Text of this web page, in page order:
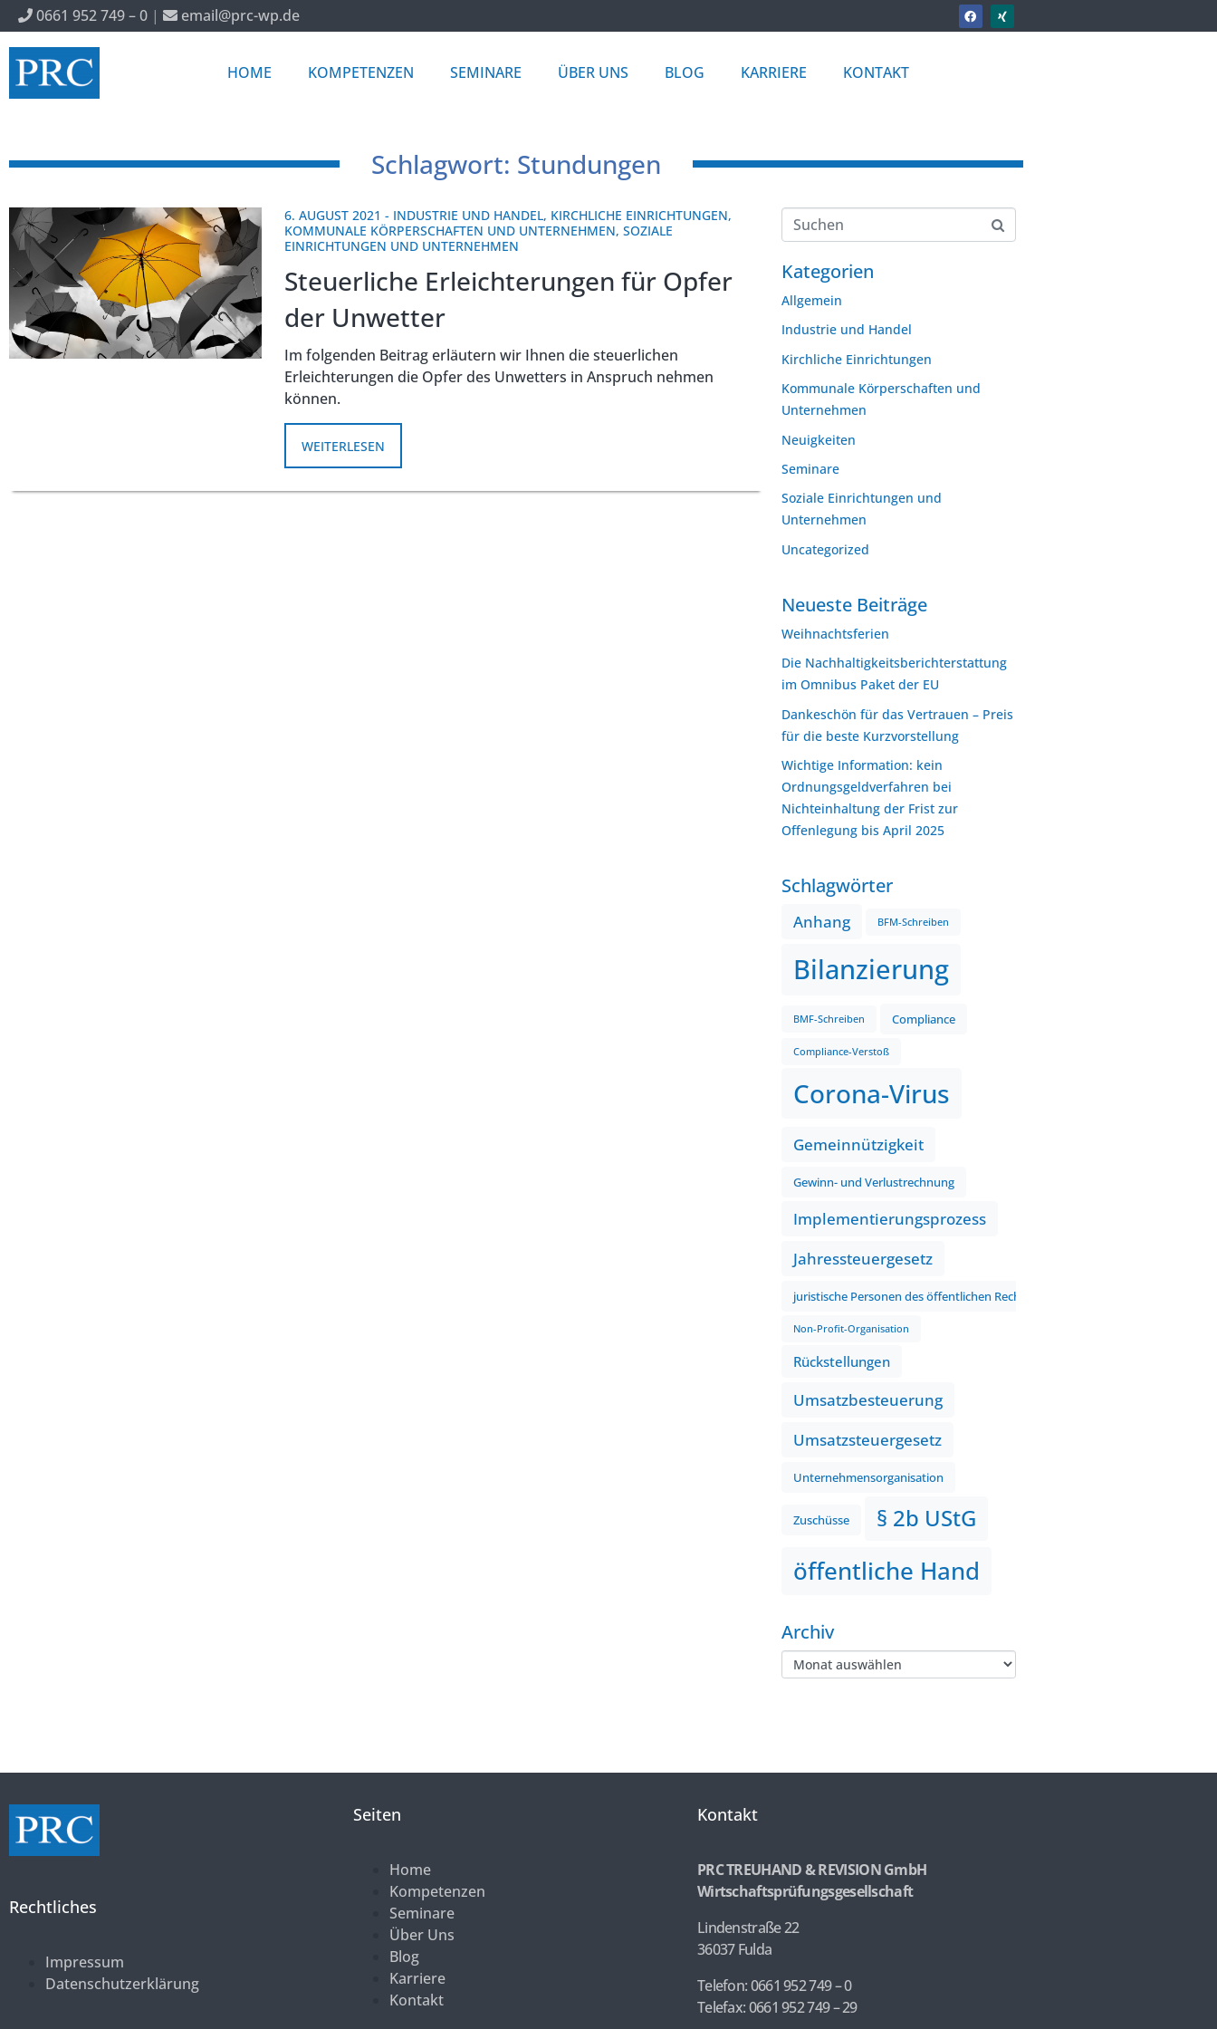
0661 952 749 – 0 | email@prc-wp.de
HOME KOMPETENZEN SEMINARE ÜBER UNS BLOG KARRIERE KONTAKT
Schlagwort: Stundungen
6. AUGUST 2021 - INDUSTRIE UND HANDEL, KIRCHLICHE EINRICHTUNGEN,
KOMMUNALE KÖRPERSCHAFTEN UND UNTERNEHMEN,SOZIALE
EINRICHTUNGEN UND UNTERNEHMEN
Steuerliche Erleichterungen für Opfer
der Unwetter
Im folgenden Beitrag erläutern wir Ihnen die steuerlichen
Erleichterungen die Opfer des Unwetters in Anspruch nehmen
können.
WEITERLESEN
Kategorien
Allgemein
Industrie und Handel
Kirchliche Einrichtungen
Kommunale Körperschaften und
Unternehmen
Neuigkeiten
Seminare
Soziale Einrichtungen und
Unternehmen
Uncategorized
Neueste Beiträge
Weihnachtsferien
Die Nachhaltigkeitsberichterstattung
im Omnibus Paket der EU
Dankeschön für das Vertrauen – Preis
für die beste Kurzvorstellung
Wichtige Information: kein
Ordnungsgeldverfahren bei
Nichteinhaltung der Frist zur
Offenlegung bis April 2025
Schlagwörter
Anhang BFM-Schreiben
Bilanzierung
BMF-Schreiben Compliance
Compliance-Verstoß
Corona-Virus
Gemeinnützigkeit
Gewinn- und Verlustrechnung
Implementierungsprozess
Jahressteuergesetz
juristische Personen des öffentlichen Rechts
Non-Profit-Organisation
Rückstellungen
Umsatzbesteuerung
Umsatzsteuergesetz
Unternehmensorganisation
Zuschüsse § 2b UStG
öffentliche Hand
Archiv
Rechtliches
Impressum
Datenschutzerklärung
Seiten
Home
Kompetenzen
Seminare
Über Uns
Blog
Karriere
Kontakt
Kontakt
PRC TREUHAND & REVISION GmbH
Wirtschaftsprüfungsgesellschaft
Lindenstraße 22
36037 Fulda
Telefon: 0661 952 749 – 0
Telefax: 0661 952 749 – 29